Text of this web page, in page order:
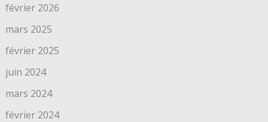
février 2026
mars 2025
février 2025
juin 2024
mars 2024
février 2024